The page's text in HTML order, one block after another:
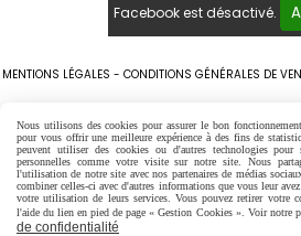
Facebook est désactivé.
MENTIONS LÉGALES CONDITIONS GÉNÉRALES DE
QUI SOMMES-
Nous utilisons des cookies pour assurer le bon
pour vous offrir une meilleure expérience à des fins de
peuvent utiliser des cookies ou d'autres technologies pour
personnelles comme votre visite sur notre site. Nous
l'utilisation de notre site avec nos partenaires de médias
combiner celles-ci avec d'autres informations que vous leur
votre utilisation de leurs services. Vous pouvez retirer votre
l'aide du lien en pied de page « Gestion Cookies ». Voir notre
de confidentialité